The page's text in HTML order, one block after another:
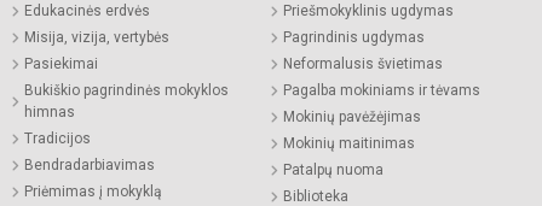
Edukacinės erdvės
Misija, vizija, vertybės
Pasiekimai
Bukiškio pagrindinės mokyklos
himnas
Tradicijos
Bendradarbiavimas
Priėmimas į mokyklą
Priešmokyklinis ugdymas
Pagrindinis ugdymas
Neformalusis švietimas
Pagalba mokiniams ir tėvams
Mokinių pavėžėjimas
Mokinių maitinimas
Patalpų nuoma
Biblioteka